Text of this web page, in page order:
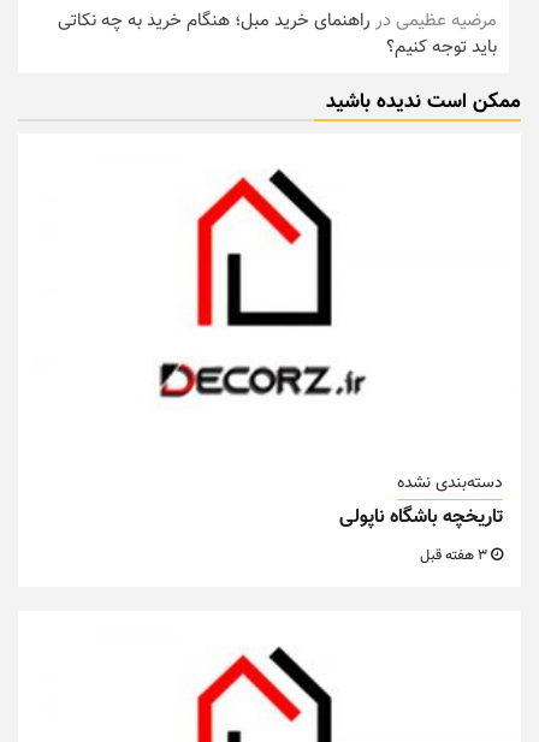
مرضیه عظیمیدر راهنمای خرید مبل؛ هنگام خرید به چه نکاتی
باید توجه کنیم؟
ممکن است ندیده باشید
دسته‌بندی نشده
تاریخچه باشگاه ناپولی